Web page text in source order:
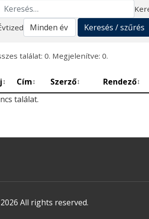
Keresés / szűrés
találat: 0. Megjelenítve: 0.
↕ Cím↕ Szerző↕ Rendező↕
találat.
All rights reserved.